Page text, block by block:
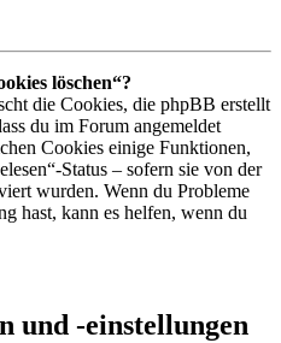
löschen“?
die Cookies, die phpBB erstellt
du im Forum angemeldet
Cookies einige Funktionen,
Status – sofern sie von der
wurden. Wenn du Probleme
hast, kann es helfen, wenn du
und -einstellungen